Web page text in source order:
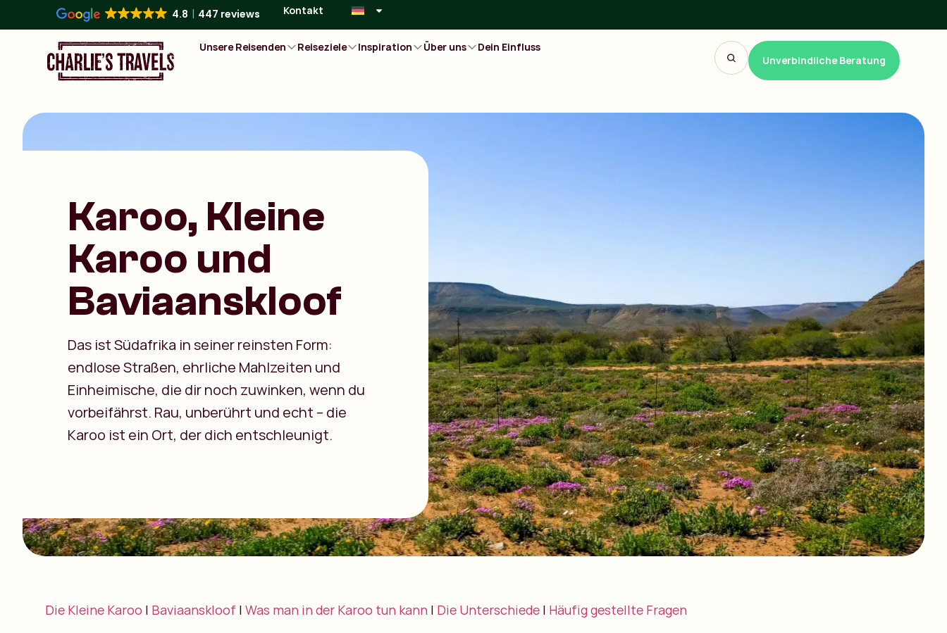
4.8 447 reviews Kontakt
Unsere Reisenden Reiseziele Inspiration Über uns
Dein Einfluss
Unverbindliche Beratung
Karoo, Kleine
Karoo und
Baviaanskloof
Das ist Südafrika in seiner reinsten Form:
endlose Straßen, ehrliche Mahlzeiten und
Einheimische, die dir noch zuwinken, wenn du
vorbeifährst. Rau, unberührt und echt – die
Karoo ist ein Ort, der dich entschleunigt.
Die Kleine Karoo | Baviaanskloof | Was man in der Karoo tun kann | Die Unterschiede | Häufig gestellte Fragen